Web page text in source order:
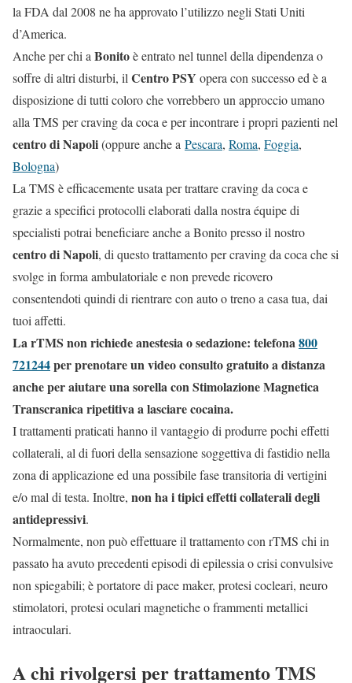
la FDA dal 2008 ne ha approvato l’utilizzo negli Stati Uniti
d’America.
Anche per chi aBonitoè entrato nel tunnel della dipendenza o
soffre di altri disturbi, ilCentro PSY opera con successo ed è a
disposizione di tutti coloro che vorrebbero un approccio umano
alla TMS per craving da coca e per incontrare i propri pazienti nel
centro di Napoli(oppure anche a Pescara, Roma, Foggia,
Bologna)
La TMS è efficacemente usata per trattare craving da coca e
grazie a specifici protocolli elaborati dalla nostra équipe di
specialisti potrai beneficiare anche a Bonito presso il nostro
centro di Napoli, di questo trattamento per craving da coca che si
svolge in forma ambulatoriale e non prevede ricovero
consentendoti quindi di rientrare con auto o treno a casa tua, dai
tuoi affetti.
La rTMS non richiede anestesia o sedazione: telefona800
721244per prenotare un video consulto gratuito a distanza
anche per aiutare una sorella con Stimolazione Magnetica
Transcranica ripetitiva a lasciare cocaina.
I trattamenti praticati hanno il vantaggio di produrre pochi effetti
collaterali, al di fuori della sensazione soggettiva di fastidio nella
zona di applicazione ed una possibile fase transitoria di vertigini
e/o mal di testa. Inoltre, non ha i tipici effetti collaterali degli
antidepressivi.
Normalmente, non può effettuare il trattamento con rTMS chi in
passato ha avuto precedenti episodi di epilessia o crisi convulsive
non spiegabili; è portatore di pace maker, protesi cocleari, neuro
stimolatori, protesi oculari magnetiche o frammenti metallici
intraoculari.
A chi rivolgersi per trattamento TMS